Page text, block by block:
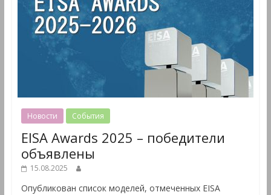
Новости События
EISA Awards 2025 – победители
объявлены
15.08.2025
Опубликован список моделей, отмеченных EISA